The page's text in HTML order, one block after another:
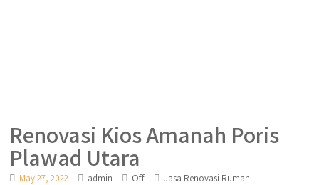
Renovasi Kios Amanah Poris
Plawad Utara
May 27, 2022 admin Off Jasa Renovasi Rumah